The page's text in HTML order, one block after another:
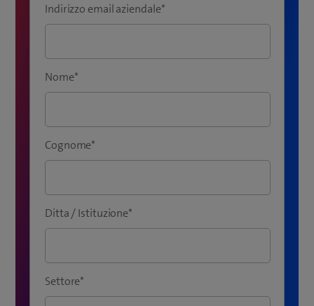
Indirizzo email aziendale*
Nome*
Cognome*
Ditta / Istituzione*
Settore*